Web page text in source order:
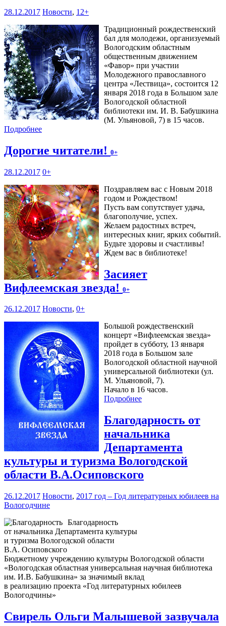
28.12.2017 Новости, 12+
Традиционный рождественский
бал для молодежи, организуемый
Вологодским областным
общественным движением
«Фавор» при участии
Молодежного православного
центра «Лествица», состоится 12
января 2018 года в Большом зале
Вологодской областной
библиотеки им. И. В. Бабушкина
(М. Ульяновой, 7) в 15 часов.
Подробнее
Дорогие читатели! 0+
28.12.2017 0+
Поздравляем вас с Новым 2018
годом и Рождеством!
Пусть вам сопутствует удача,
благополучие, успех.
Желаем радостных встреч,
интересных книг, ярких событий.
Будьте здоровы и счастливы!
Ждем вас в библиотеке!
Засияет
Вифлеемская звезда! 0+
26.12.2017 Новости, 0+
Большой рождественский
концерт «Вифлеемская звезда»
пройдет в субботу, 13 января
2018 года в Большом зале
Вологодской областной научной
универсальной библиотеки (ул.
М. Ульяновой, 7).
Начало в 16 часов.
Подробнее
Благодарность от
начальника
Департамента
культуры и туризма Вологодской
области В.А.Осиповского
26.12.2017 Новости, 2017 год – Год литературных юбилеев на
Вологодчине
Благодарность
от начальника Департамента культуры
и туризма Вологодской области
В.А. Осиповского
Бюджетному учреждению культуры Вологодской области
«Вологодская областная универсальная научная библиотека
им. И.В. Бабушкина» за значимый вклад
в реализацию проекта «Год литературных юбилеев
Вологодчины»
Свирель Ольги Малышевой зазвучала